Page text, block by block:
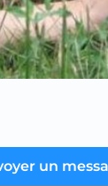
un